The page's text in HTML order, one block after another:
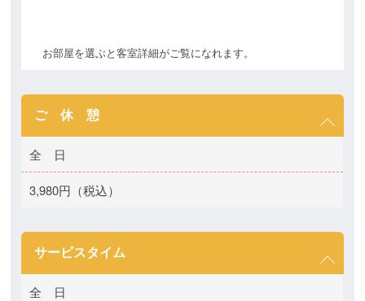
お部屋を選ぶと客室詳細がご覧になれます。
ご 休 憩
全 日
3,980円（税込）
サービスタイム
全 日